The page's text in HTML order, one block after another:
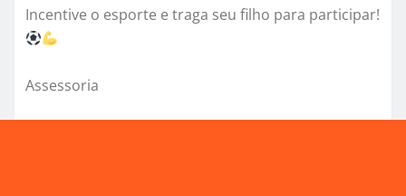
Incentive o esporte e traga seu filho para participar!
Assessoria